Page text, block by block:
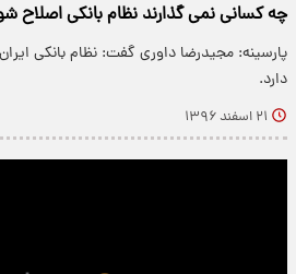
چه کسانی نمی گذارند نظام بانکی اصلاح
پارسینه: مجیدرضا داوری گفت: نظام بانکی
دارد.
۲۱ اسفند ۱۳۹۶